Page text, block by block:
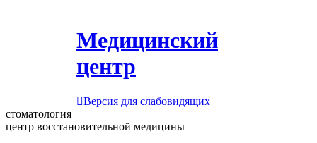
Медицинский
центр
Версия для слабовидящих
стоматология
центр восстановительной медицины